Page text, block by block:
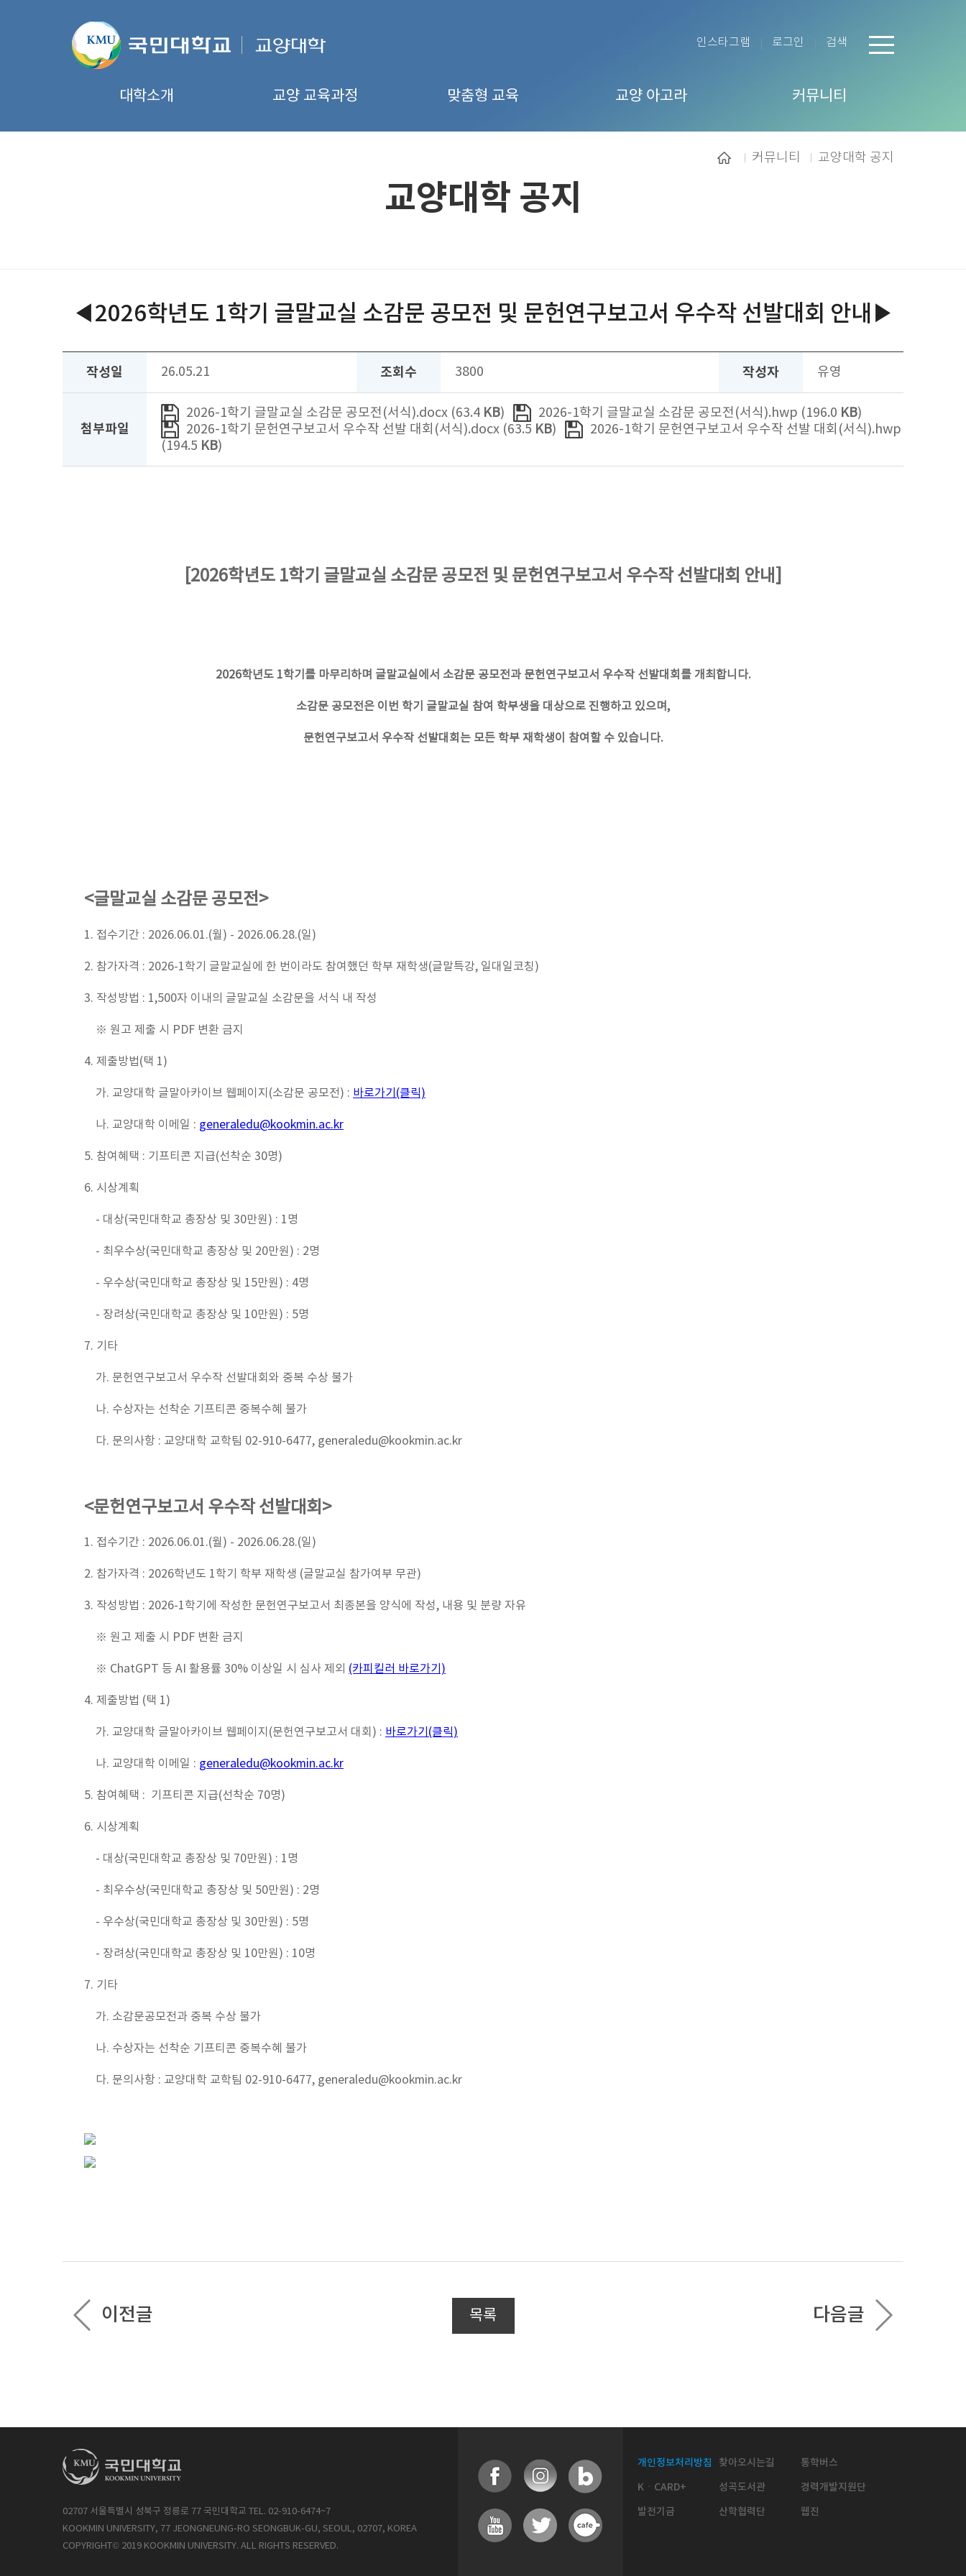
인스타그램 로그인 검색
대학소개 교양 교육과정 맞춤형 교육 교양 아고라 커뮤니티
커뮤니티 교양대학 공지
교양대학 공지
◀2026학년도 1학기 글말교실 소감문 공모전 및 문헌연구보고서 우수작 선발대회 안내▶
작성일 26.05.21 조회수 3800 작성자 유영
첨부파일
2026-1학기 글말교실 소감문 공모전(서식).docx (63.4 KB) 2026-1학기 글말교실 소감문 공모전(서식).hwp (196.0 KB)
2026-1학기 문헌연구보고서 우수작 선발 대회(서식).docx (63.5 KB)
2026-1학기 문헌연구보고서 우수작 선발 대회(서식).hwp
(194.5 KB)
[2026학년도 1학기 글말교실 소감문 공모전 및 문헌연구보고서 우수작 선발대회 안내]
2026학년도 1학기를 마무리하며 글말교실에서 소감문 공모전과 문헌연구보고서 우수작 선발대회를 개최합니다.
소감문 공모전은 이번 학기 글말교실 참여 학부생을 대상으로 진행하고 있으며,
문헌연구보고서 우수작 선발대회는 모든 학부 재학생이 참여할 수 있습니다.
<글말교실 소감문 공모전>
1. 접수기간 : 2026.06.01.(월) - 2026.06.28.(일)
2. 참가자격 : 2026-1학기 글말교실에 한 번이라도 참여했던 학부 재학생(글말특강, 일대일코칭)
3. 작성방법 : 1,500자 이내의 글말교실 소감문을 서식 내 작성
※ 원고 제출 시 PDF 변환 금지
4. 제출방법(택 1)
가. 교양대학 글말아카이브 웹페이지(소감문 공모전) : 바로가기(클릭)
나. 교양대학 이메일 : generaledu@kookmin.ac.kr
5. 참여혜택 : 기프티콘 지급(선착순 30명)
6. 시상계획
- 대상(국민대학교 총장상 및 30만원) : 1명
- 최우수상(국민대학교 총장상 및 20만원) : 2명
- 우수상(국민대학교 총장상 및 15만원) : 4명
- 장려상(국민대학교 총장상 및 10만원) : 5명
7. 기타
가. 문헌연구보고서 우수작 선발대회와 중복 수상 불가
나. 수상자는 선착순 기프티콘 중복수혜 불가
다. 문의사항 : 교양대학 교학팀 02-910-6477, generaledu@kookmin.ac.kr
<문헌연구보고서 우수작 선발대회>
1. 접수기간 : 2026.06.01.(월) - 2026.06.28.(일)
2. 참가자격 : 2026학년도 1학기 학부 재학생 (글말교실 참가여부 무관)
3. 작성방법 : 2026-1학기에 작성한 문헌연구보고서 최종본을 양식에 작성, 내용 및 분량 자유
※ 원고 제출 시 PDF 변환 금지
※ ChatGPT 등 AI 활용률 30% 이상일 시 심사 제외 (카피킬러 바로가기)
4. 제출방법 (택 1)
가. 교양대학 글말아카이브 웹페이지(문헌연구보고서 대회) : 바로가기(클릭)
나. 교양대학 이메일 : generaledu@kookmin.ac.kr
5. 참여혜택 : 기프티콘 지급(선착순 70명)
6. 시상계획
- 대상(국민대학교 총장상 및 70만원) : 1명
- 최우수상(국민대학교 총장상 및 50만원) : 2명
- 우수상(국민대학교 총장상 및 30만원) : 5명
- 장려상(국민대학교 총장상 및 10만원) : 10명
7. 기타
가. 소감문공모전과 중복 수상 불가
나. 수상자는 선착순 기프티콘 중복수혜 불가
다. 문의사항 : 교양대학 교학팀 02-910-6477, generaledu@kookmin.ac.kr
이전글 목록 다음글
02707 서울특별시 성북구 정릉로 77 국민대학교 TEL. 02-910-6474~7
KOOKMIN UNIVERSITY, 77 JEONGNEUNG-RO SEONGBUK-GU, SEOUL, 02707, KOREA
COPYRIGHT© 2019 KOOKMIN UNIVERSITY. ALL RIGHTS RESERVED.
개인정보처리방침 찾아오시는길
통학버스
KㆍCARD+
성곡도서관
경력개발지원단
발전기금
산학협력단 웹진